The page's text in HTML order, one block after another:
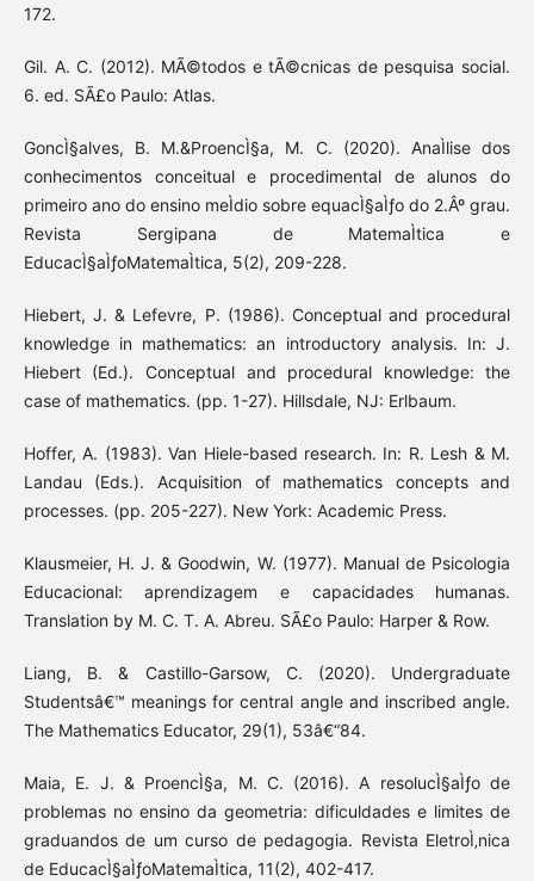
172.
Gil. A. C. (2012). MÃ©todos e tÃ©cnicas de pesquisa social.
6. ed. SÃ£o Paulo: Atlas.
GoncÌ§alves, B. M.&ProencÌ§a, M. C. (2020). AnaÌlise dos
conhecimentos conceitual e procedimental de alunos do
primeiro ano do ensino meÌdio sobre equacÌ§aÌƒo do 2.Âº grau.
Revista Sergipana de MatemaÌtica e
EducacÌ§aÌƒoMatemaÌtica, 5(2), 209-228.
Hiebert, J. & Lefevre, P. (1986). Conceptual and procedural
knowledge in mathematics: an introductory analysis. In: J.
Hiebert (Ed.). Conceptual and procedural knowledge: the
case of mathematics. (pp. 1-27). Hillsdale, NJ: Erlbaum.
Hoffer, A. (1983). Van Hiele-based research. In: R. Lesh & M.
Landau (Eds.). Acquisition of mathematics concepts and
processes. (pp. 205-227). New York: Academic Press.
Klausmeier, H. J. & Goodwin, W. (1977). Manual de Psicologia
Educacional: aprendizagem e capacidades humanas.
Translation by M. C. T. A. Abreu. SÃ£o Paulo: Harper & Row.
Liang, B. & Castillo-Garsow, C. (2020). Undergraduate
Studentsâ€™ meanings for central angle and inscribed angle.
The Mathematics Educator, 29(1), 53â€“84.
Maia, E. J. & ProencÌ§a, M. C. (2016). A resolucÌ§aÌƒo de
problemas no ensino da geometria: dificuldades e limites de
graduandos de um curso de pedagogia. Revista EletroÌ‚nica
de EducacÌ§aÌƒoMatemaÌtica, 11(2), 402-417.